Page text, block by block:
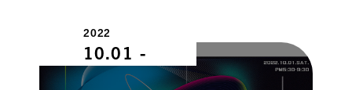
2022
10.01 -